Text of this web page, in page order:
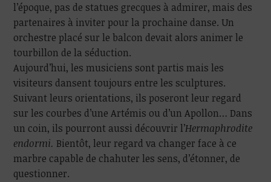
l’époque, pas de statues grecques à admirer, mais des
partenaires à inviter pour la prochaine danse. Un
orchestre placé sur le balcon devait alors animer le
tourbillon de la séduction.
Aujourd’hui, les musiciens sont partis mais les
visiteurs dansent toujours entre les sculptures.
Suivant leurs orientations, ils poseront leur regard
sur les courbes d’une Artémis ou d’un Apollon… Dans
un coin, ils pourront aussi découvrir l’Hermaphrodite
endormi. Bientôt, leur regard va changer face à ce
marbre capable de chahuter les sens, d’étonner, de
questionner.